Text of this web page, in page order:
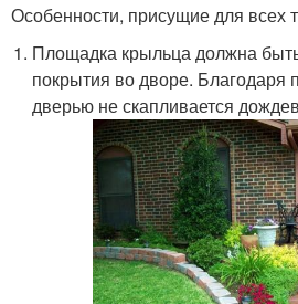
Особенности, присущие для всех
Площадка крыльца должна
покрытия во дворе. Благодаря
дверью не скапливается